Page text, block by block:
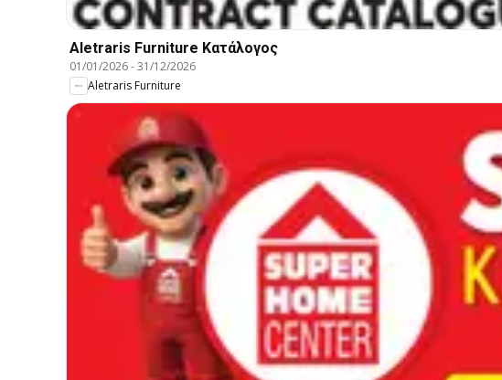
Aletraris Furniture Κατάλογος
01/01/2026-31/12/2026
Aletraris Furniture